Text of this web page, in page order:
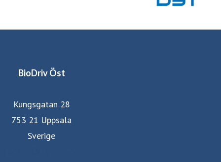
BioDriv Öst
Kungsgatan 28
753 21 Uppsala
Sverige